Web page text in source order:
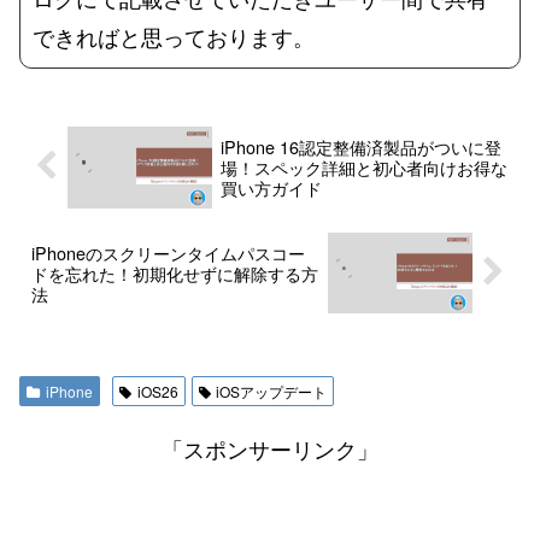
できればと思っております。
iPhone 16認定整備済製品がついに登
場！スペック詳細と初心者向けお得な
買い方ガイド
iPhoneのスクリーンタイムパスコー
ドを忘れた！初期化せずに解除する方
法
iPhone iOS26 iOSアップデート
「スポンサーリンク」